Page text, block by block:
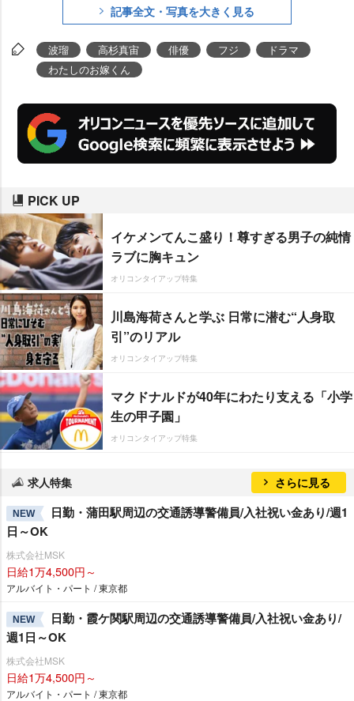
記事全文・写真を大きく見る
波瑠 高杉真宙 俳優 フジ
ドラマ
わたしのお嫁くん
PICK UP
イケメンてんこ盛り！尊すぎる男子の純情
ラブに胸キュン
オリコンタイアップ特集
川島海荷さんと学ぶ 日常に潜む“人身取
引”のリアル
オリコンタイアップ特集
マクドナルドが40年にわたり支える「小学
生の甲子園」
オリコンタイアップ特集
求人特集 さらに見る
NEW
日勤・蒲田駅周辺の交通誘導警備員/入社祝い金あり/週1
日～OK
株式会社MSK
日給1万4,500円～
アルバイト・パート / 東京都
NEW
日勤・霞ケ関駅周辺の交通誘導警備員/入社祝い金あり/
週1日～OK
株式会社MSK
日給1万4,500円～
アルバイト・パート / 東京都